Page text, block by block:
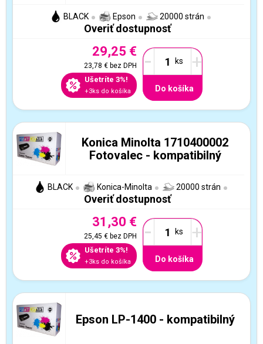
BLACK Epson 20000 strán
Overiť dostupnosť
29,25 €
23,78 €bez DPH
Ušetríte 3%!
+3ks do košíka
- +
Do košíka
Konica Minolta 1710400002
Fotovalec - kompatibilný
BLACK Konica-Minolta 20000 strán
Overiť dostupnosť
31,30 €
25,45 €bez DPH
Ušetríte 3%!
+3ks do košíka
- +
Do košíka
Epson LP-1400 - kompatibilný